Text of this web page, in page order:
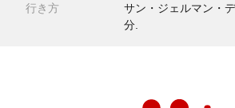
行き方
サン・ジェルマン・
分.